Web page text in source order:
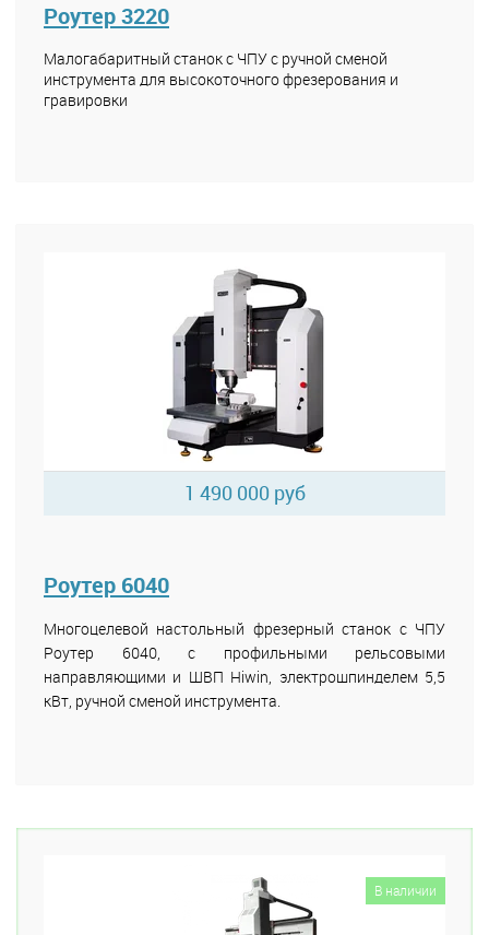
Роутер 3220
Малогабаритный станок с ЧПУ с ручной сменой
инструмента для высокоточного фрезерования и
гравировки
1 490 000 руб
Роутер 6040
Многоцелевой настольный фрезерный станок с ЧПУ
Роутер 6040, с профильными рельсовыми
направляющими и ШВП Hiwin, электрошпинделем 5,5
кВт, ручной сменой инструмента.
В наличии